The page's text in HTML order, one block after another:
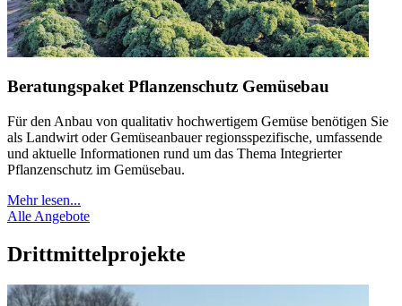
Beratungspaket Pflanzenschutz Gemüsebau
Für den Anbau von qualitativ hochwertigem Gemüse benötigen Sie
als Landwirt oder Gemüseanbauer regionsspezifische, umfassende
und aktuelle Informationen rund um das Thema Integrierter
Pflanzenschutz im Gemüsebau.
Mehr lesen...
Alle Angebote
Drittmittelprojekte